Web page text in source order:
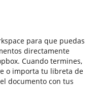
para que puedas
directamente
Cuando termines,
o importa tu libreta de
documento con tus